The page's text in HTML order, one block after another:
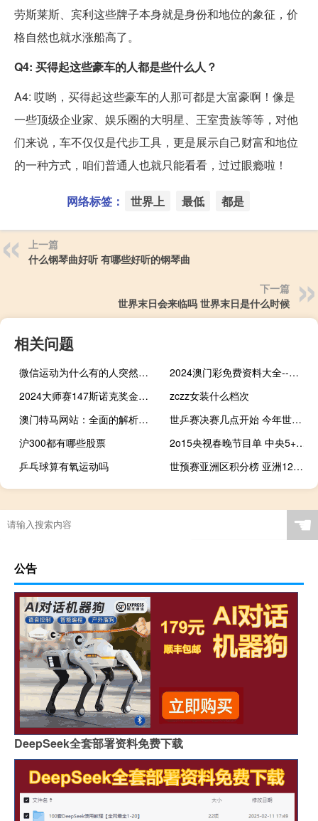
劳斯莱斯、宾利这些牌子本身就是身份和地位的象征，价
格自然也就水涨船高了。
Q4: 买得起这些豪车的人都是些什么人？
A4: 哎哟，买得起这些豪车的人那可都是大富豪啊！像是
一些顶级企业家、娱乐圈的大明星、王室贵族等等，对他
们来说，车不仅仅是代步工具，更是展示自己财富和地位
的一种方式，咱们普通人也就只能看看，过过眼瘾啦！
网络标签： 世界上 最低 都是
上一篇
什么钢琴曲好听 有哪些好听的钢琴曲
下一篇
世界末日会来临吗 世界末日是什么时候
相关问题
微信运动为什么有的人突然不显示了 一个人如果突然关了微信运动
2024澳门彩免费资料大全--作答解释落实--3DM10.44.03
2024大师赛147斯诺克奖金多少 斯诺克大师赛奖金
zczz女装什么档次
澳门特马网站：全面的解析落实-2412.ISO.555
世乒赛决赛几点开始 今年世乒赛什么时间开始
沪300都有哪些股票
2o15央视春晚节目单 中央5+节目表今日
乒乓球算有氧运动吗
世预赛亚洲区积分榜 亚洲12强赛a组积分榜
☚
公告
DeepSeek全套部署资料免费下载